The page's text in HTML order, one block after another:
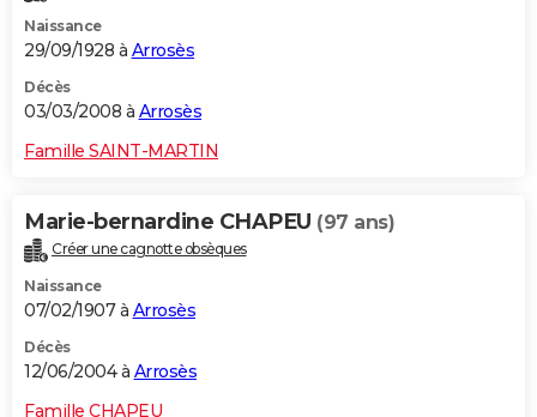
Naissance
29/09/1928 à Arrosès
Décès
03/03/2008 à Arrosès
Famille SAINT-MARTIN
Marie-bernardine CHAPEU (97 ans)
Créer une cagnotte obsèques
Naissance
07/02/1907 à Arrosès
Décès
12/06/2004 à Arrosès
Famille CHAPEU